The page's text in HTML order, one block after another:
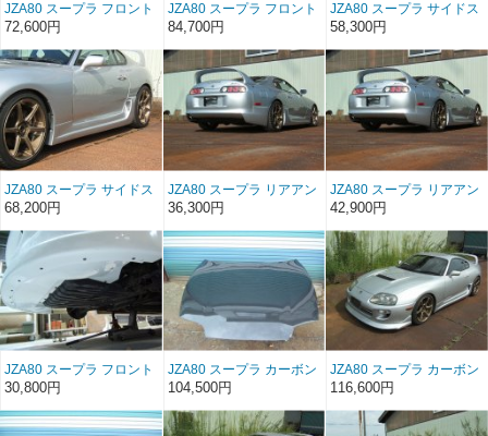
JZA80 スープラ フロント
バンパースポイラー
72,600円
JZA80 スープラ フロント
バンパースポイラー ソフ
84,700円
JZA80 スープラ サイドス
テップ FRP（前/後期）
58,300円
JZA80 スープラ サイドス
テップ ソフトFRP（前/後
期）
68,200円
JZA80 スープラ リアアン
ダースポイラー FRP（前/
後期）
36,300円
JZA80 スープラ リアアン
ダースポイラー ソフト
FRP（前/後期）
42,900円
JZA80 スープラ フロント
アンダーパネル FRP
30,800円
JZA80 スープラ カーボン
ボンネットType1（前/後
104,500円
JZA80 スープラ カーボン
ボンネットType2（前/後
116,600円